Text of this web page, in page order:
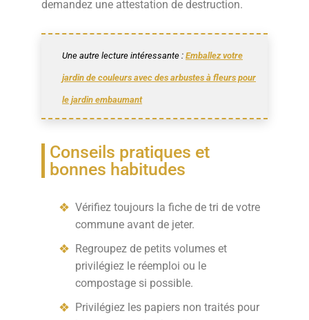
demandez une attestation de destruction.
Une autre lecture intéressante : Emballez votre
jardin de couleurs avec des arbustes à fleurs pour
le jardin embaumant
Conseils pratiques et
bonnes habitudes
Vérifiez toujours la fiche de tri de votre
commune avant de jeter.
Regroupez de petits volumes et
privilégiez le réemploi ou le
compostage si possible.
Privilégiez les papiers non traités pour